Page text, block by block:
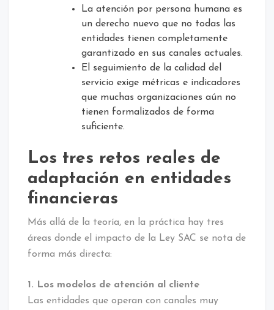
La atención por persona humana es
un derecho nuevo que no todas las
entidades tienen completamente
garantizado en sus canales actuales.
El seguimiento de la calidad del
servicio exige métricas e indicadores
que muchas organizaciones aún no
tienen formalizados de forma
suficiente.
Los tres retos reales de
adaptación en entidades
financieras
Más allá de la teoría, en la práctica hay tres
áreas donde el impacto de la Ley SAC se nota de
forma más directa:
1. Los modelos de atención al cliente
Las entidades que operan con canales muy